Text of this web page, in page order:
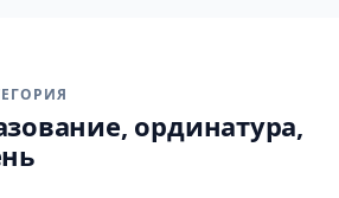
ординатура,